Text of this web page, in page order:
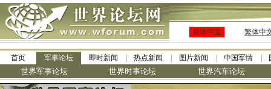
简体中文 繁体中
首页 军事论坛 即时新闻 热点新闻 图片新闻 中国军情
世界军事论坛 世界时事论坛 世界汽车论坛